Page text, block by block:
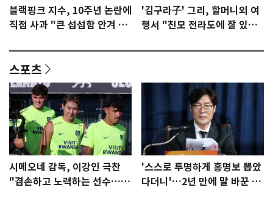
블랙핑크 지수, 10주년 논란에
직접 사과 "큰 섭섭함 안겨 미
'김구라子' 그리, 할머니외 여
행서 "친모 전라도에 잘 있
스포츠
시메오네 감독, 이강인 극찬
"겸손하고 노력하는 선수…좋
'스스로 투명하게 홍명보 뽑았
다더니'…2년 만에 말 바꾼 이